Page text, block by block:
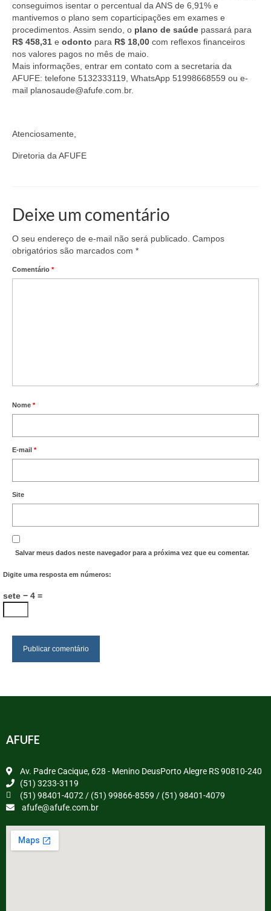
conseguimos isentar o percentual da ANS de 6,91% e
mantivemos o plano sem coparticipações em exames e
procedimentos. Assim sendo, o plano de saúde passará para
R$ 458,31 e odonto para R$ 18,00 com reflexos financeiros
nos valores pagos no mês de maio.
Mais informações, entrar em contato com a secretaria da
AFUFE: telefone 5132333119, WhatsApp 51998668559 ou e-
mail planosaude@afufe.com.br.
Atenciosamente,
Diretoria da AFUFE
Deixe um comentário
O seu endereço de e-mail não será publicado. Campos
obrigatórios são marcados com *
Comentário *
Nome *
E-mail *
Site
Salvar meus dados neste navegador para a próxima vez que eu comentar.
Digite uma resposta em números:
sete − 4 =
AFUFE
Av. Padre Cacique, 628 - Menino DeusPorto Alegre RS 90810-240
(51) 3233-3119
(51) 98401-4072 / (51) 99866-8559 / (51) 98401-4079
afufe@afufe.com.br